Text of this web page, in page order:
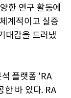
한 연구 활동에
계적이고 실증
대감을 드러냈
플랫폼 'RA
한 바 있다. RA